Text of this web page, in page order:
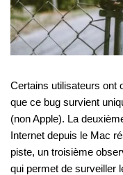
Certains utilisateurs ont
que ce bug survient
(non Apple). La
Internet depuis le Mac
piste, un troisième
qui permet de surveiller